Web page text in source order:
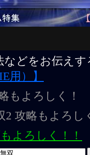
などをお伝え
用）】
もよろしく！
2 攻略もよろし
よろしく！！